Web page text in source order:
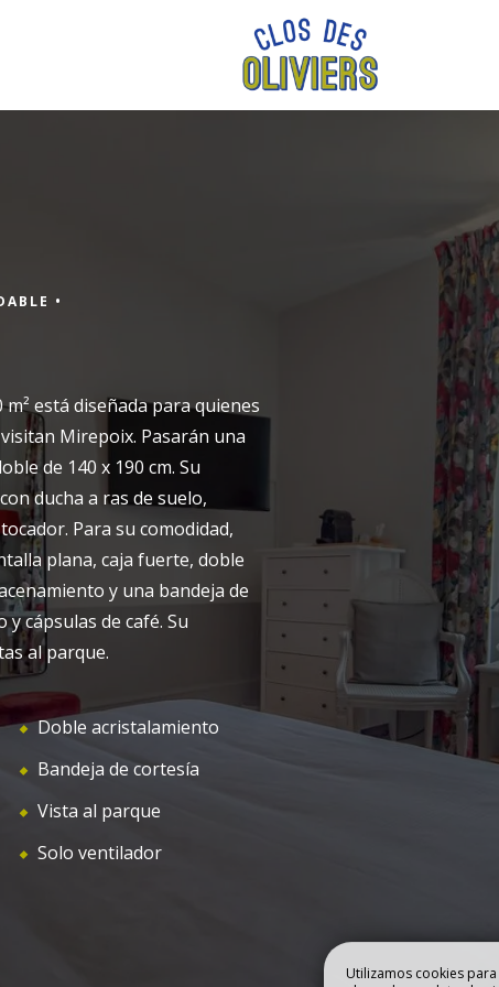
PRESENTACIÓN HISTORIA
•
está diseñada para quienes
Mirepoix. Pasarán una
de 140 x 190 cm. Su
ducha a ras de suelo,
Para su comodidad,
plana, caja fuerte, doble
y una bandeja de
cápsulas de café. Su
al parque.
Doble acristalamiento
Bandeja de cortesía
Vista al parque
Solo ventilador
Utilizamos cookies